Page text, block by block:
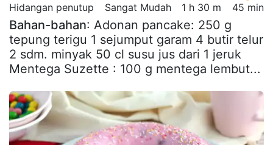
Hidangan penutup Sangat Mudah 1 h 30 m 45 min
Bahan-bahan: Adonan pancake: 250 g
tepung terigu 1 sejumput garam 4 butir telur
2 sdm. minyak 50 cl susu jus dari 1 jeruk
Mentega Suzette : 100 g mentega lembut...